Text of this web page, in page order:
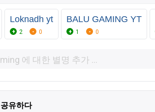
Loknadh yt
2 0
BALU GAMING YT
1 0
유하다